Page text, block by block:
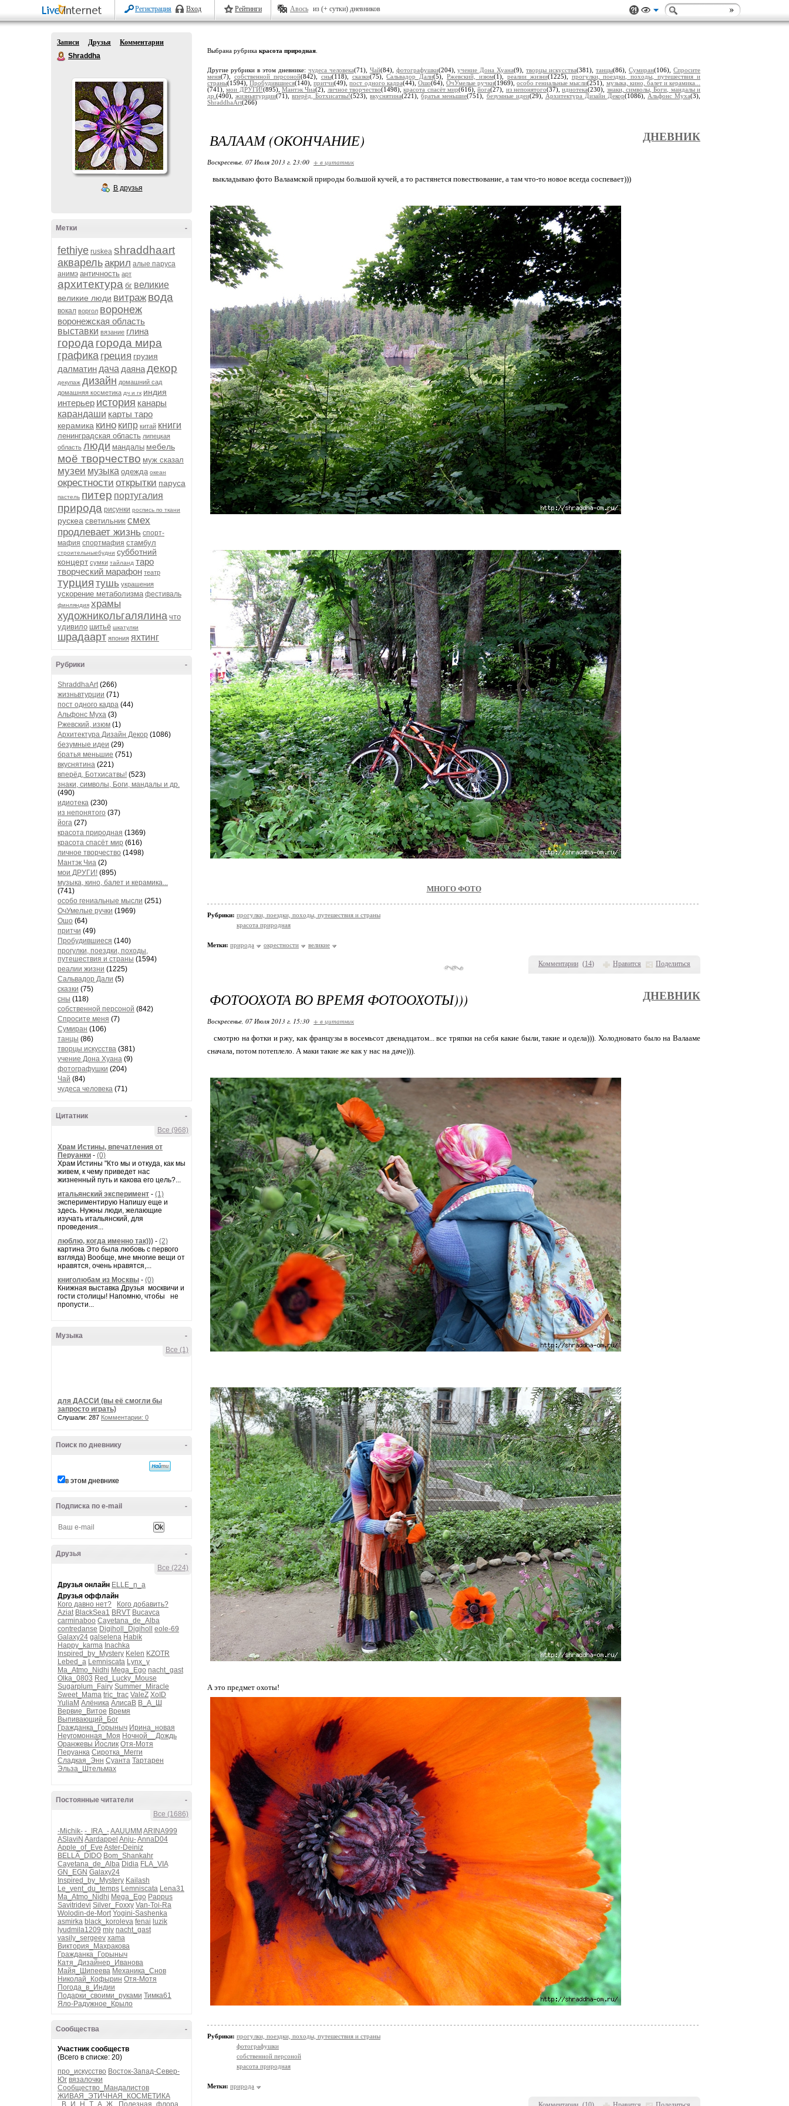
Регистрация Вход Рейтинги Авось из (+ сутки) дневников
Записи Друзья
Комментарии
Shraddha
В друзья
-
Метки
fethiye ruskea shraddhaart
акварельакрил алые паруса
анимэ античность арт
архитектура бг великие
великие люди витраж вода
вокал воргол воронеж
воронежская область
выставки вязание глина
города города мира
графика греция грузия
далматин дача даянадекор
декупаж дизайн домашний сад
домашняя косметика дч и гк индия
интерьер история канары
карандаши карты таро
керамика кино кипр китай книги
ленинградская область липецкая
область люди мандалы мебель
моё творчество муж сказал
музеи музыка одежда океан
окрестности открытки паруса
пастель питер португалия
природа рисунки роспись по ткани
рускеа светильник смех
продлевает жизнь спорт-
мафия спортмафия стамбул
строительныебудни субботний
концерт сумки тайланд таро
творческий марафон театр
турция тушь украшения
ускорение метаболизма фестиваль
финляндия храмы
художникольгалялина что
удивило шитьё шкатулки
шрадаарт япония яхтинг
-
Рубрики
ShraddhaArt(266)
жизньвтурции (71)
пост одного кадра (44)
Альфонс Муха (3)
Ржевский, изюм (1)
Архитектура Дизайн Декор (1086)
безумные идеи (29)
братья меньшие (751)
вкуснятина (221)
вперёд, Ботхисатвы! (523)
знаки, символы, Боги, мандалы и др.
(490)
идиотека (230)
из непонятого (37)
йога (27)
красота природная (1369)
красота спасёт мир (616)
личное творчество (1498)
Мантэк Чиа (2)
мои ДРУГИ! (895)
музыка, кино, балет и керамика...
(741)
особо гениальные мысли (251)
ОчУмелые ручки (1969)
Ошо (64)
притчи (49)
Пробудившиеся (140)
прогулки, поездки, походы,
путешествия и страны (1594)
реалии жизни (1225)
Сальвадор Дали (5)
сказки (75)
сны (118)
собственной персоной (842)
Спросите меня (7)
Сумиран (106)
танцы (86)
творцы искусства (381)
учение Дона Хуана (9)
фотографушки (204)
Чай (84)
чудеса человека (71)
-
Цитатник
Все (968)
Храм Истины, впечатления от
Перуанки - (0)
Храм Истины "Кто мы и откуда, как мы
живем, к чему приведет нас
жизненный путь и какова его цель?...
итальянский эксперимент - (1)
экспериментирую Напишу еще и
здесь. Нужны люди, желающие
изучать итальянский, для
проведения...
люблю, когда именно так))) - (2)
картина Это была любовь с первого
взгляда) Вообще, мне многие вещи от
нравятся, очень нравятся,...
книголюбам из Москвы - (0)
Книжная выставка Друзья москвичи и
гости столицы! Напомню, чтобы не
пропусти...
-
Музыка
Все (1)
для ДАССИ (вы её смогли бы
запросто играть)
Слушали: 287 Комментарии: 0
-
Поиск по дневнику
в этом дневнике
-
Подписка по e-mail
-
Друзья
Все (224)
Друзья онлайн ELLE_n_a
Друзья оффлайн
Кого давно нет?
Кого добавить?
Aziat BlackSea1 BRVT Bucavca
carminaboo Cayetana_de_Alba
contredanse Digiholl_Digiholl
eole-69
Galaxy24 galselena Habik
Happy_karma Inachka
Inspired_by_Mystery Kelen KZOTR
Lebed_a Lemniscata Lynx_y
Ma_Atmo_Nidhi Mega_Ego nacht_gast
Olka_0803 Red_Lucky_Mouse
Sugarplum_Fairy Summer_Miracle
Sweet_Mama tric_trac ValeZ XoID
YuliaM Алёника АлисаВ В_А_Ш
Вервие_Витое Время
Выпивающий_Бог
Гражданка_Горыныч Ирина_новая
Неугомонная_Моя Ночной__Дождь
Оранжевы Йослик Отя-Мотя
Перуанка Сиротка_Мегги
Сладкая_Энн Суанта Тартарен
Эльза_Штельмах
-
Постоянные читатели
Все (1686)
-Michik- -_IRA_-AAUUMM ARINA999
ASlaviN Aardappel Anju-AnnaD04
Apple_of_Eve Aster-Deiniz
BELLA_DIDO Bom_Shankahr
Cayetana_de_Alba Didia FLA_VIA
GN_EGN Galaxy24
Inspired_by_Mystery Kailash
Le_vent_du_temps Lemniscata Lena31
Ma_Atmo_Nidhi Mega_Ego Pappus
Savitridevi Silver_Foxxy Van-Toi-Ra
Wolodin-de-Mort Yogini-Sashenka
asmirka black_koroleva fenai luzik
lyudmila1209 mjv nacht_gast
vasily_sergeev xama
Виктория_Махракова
Гражданка_Горыныч
Катя_Дизайнер_Иванова
Майя_Шипеева Механика_Снов
Николай_Кофырин Отя-Мотя
Погода_в_Индии
Подарки_своими_руками Тимка61
Яло-Радужное_Крыло
-
Сообщества
Участник сообществ
(Всего в списке: 20)
про_искусство Восток-Запад-Север-
Юг вязалочки
Сообщество_Мандалистов
ЖИВАЯ_ЭТИЧНАЯ_КОСМЕТИКА
_В_И_Н_Т_А_Ж_
Полезная_флора
Выбрана рубрика красота природная
Другие рубрики в этом дневнике: чудеса человека(71), Чай(84), фотографушки(204),учение Дона Хуана(9),творцы искусства(381),танцы(86),Сумиран(106), Спросите
меня(7), собственной персоной(842), сны(118), сказки(75),Сальвадор Дали(5),Ржевский, изюм(1), реалии жизни(1225), прогулки, поездки, походы, путешествия и
страны(1594),Пробудившиеся(140),притчи(49),пост одного кадра(44), Ошо(64), ОчУмелые ручки(1969),особо гениальные мысли(251), музыка, кино, балет и керамика...
(741),мои ДРУГИ!(895),Мантэк Чиа(2), личное творчество(1498),красота спасёт мир(616),йога(27), из непонятого(37),идиотека(230), знаки, символы, Боги, мандалы и
др. (490),жизньвтурции(71),вперёд, Ботхисатвы!(523),вкуснятина(221),братья меньшие(751), безумные идеи(29), Архитектура Дизайн Декор(1086), Альфонс Муха(3),
ShraddhaArt(266)
Комментарии (14) Нравится Поделиться
ВАЛААМ (ОКОНЧАНИЕ) ДНЕВНИК
Воскресенье, 07 Июля 2013 г. 23:00 + в цитатник
выкладываю фото Валаамской природы большой кучей, а то растянется повествование, а там что-то новое всегда соспевает)))
МНОГО ФОТО
Рубрики: прогулки, поездки, походы, путешествия и страны
красота природная
Метки: природа окрестности великие
ФОТООХОТА ВО ВРЕМЯ ФОТООХОТЫ))) ДНЕВНИК
Воскресенье, 07 Июля 2013 г. 15:30 + в цитатник
смотрю на фотки и ржу, как французы в восемьсот двенадцатом... все тряпки на себя какие были, такие и одела))). Холодновато было на Валааме
сначала, потом потеплело. А маки такие же как у нас на даче))).
А это предмет охоты!
Рубрики: прогулки, поездки, походы, путешествия и страны
фотографушки
собственной персоной
красота природная
Метки: природа